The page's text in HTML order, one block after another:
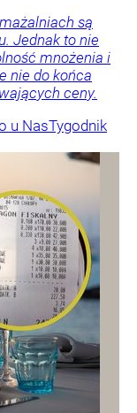
są
Jednak to nie
mnożenia i
nie do końca
ceny.
u NasTygodnik